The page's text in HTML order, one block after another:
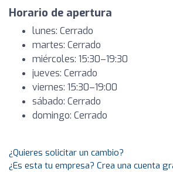
Horario de apertura
lunes: Cerrado
martes: Cerrado
miércoles: 15:30–19:30
jueves: Cerrado
viernes: 15:30–19:00
sábado: Cerrado
domingo: Cerrado
¿Quieres solicitar un cambio?
¿Es esta tu empresa? Crea una cuenta